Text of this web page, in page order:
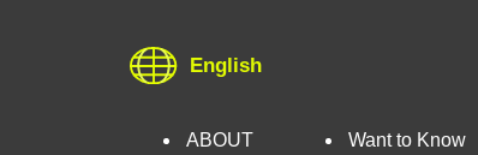
English
ABOUT Want to Know